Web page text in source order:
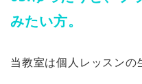
みたい方。
当教室は個人レッスンの